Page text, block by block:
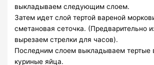
выкладываем следующим слоем.
Затем идет слой тертой вареной
сметановая сеточка. (Предварительно
вырезаем стрелки для часов).
Последним слоем выкладываем тертые
куриные яйца.